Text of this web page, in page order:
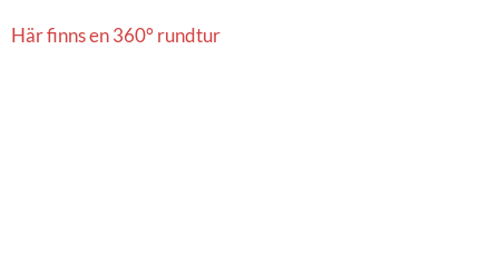
Här finns en 360° rundtur